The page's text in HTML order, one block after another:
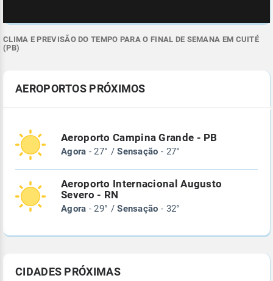
CLIMA E PREVISÃO DO TEMPO PARA O FINAL DE SEMANA EM CUITÉ
(PB)
AEROPORTOS PRÓXIMOS
Aeroporto Campina Grande - PB
Agora - 27° /Sensação - 27°
Aeroporto Internacional Augusto
Severo - RN
Agora - 29° /Sensação - 32°
CIDADES PRÓXIMAS